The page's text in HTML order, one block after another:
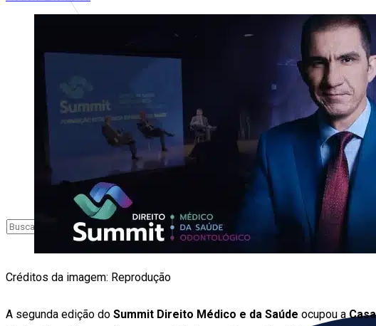
Créditos da imagem: Reprodução
A segunda edição do Summit Direito Médico e da Saúde ocupou a